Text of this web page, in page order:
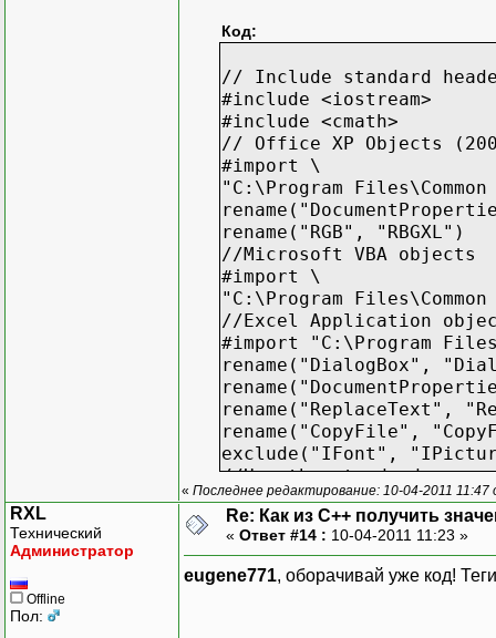
Код:
// Include standard
#include <iostream>
#include <cmath>
// Office XP Objects
#import \
"C:\Program
rename("RGB", "RBGXL")
//Microsoft VBA objects
#import \
"C:\Program
//Excel Application
#import "C:\Program
rename("DialogBox",
rename("ReplaceText",
rename("CopyFile",
exclude("IFont",
//Use the standard
using namespace std;
//Define our own
//In general this could
double f(const double
//Main driver program
« Последнее редактирование: 10-04-2011
RXL
Технический
Администратор
Offline
Пол:
Re: Как из С++ получить
« Ответ #14 : 10-04-2011 11:23 »
eugene771, оборачивай уже код!